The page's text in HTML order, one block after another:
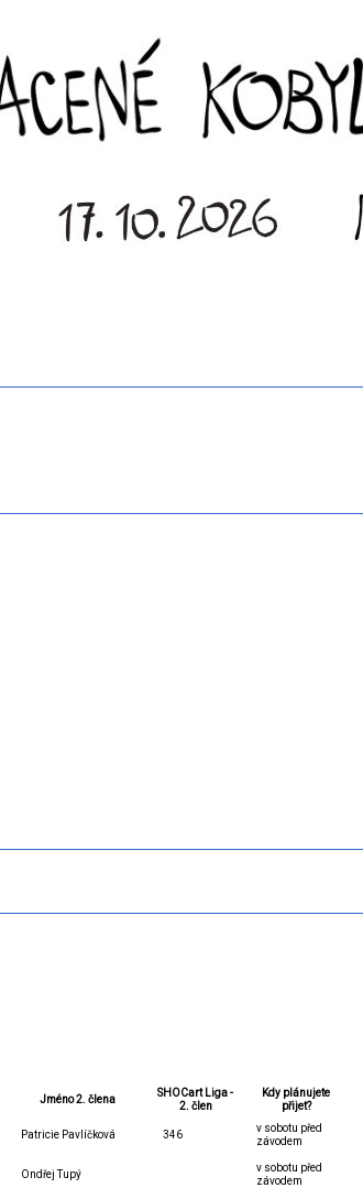
Jméno 2. člena
SHOCart Liga -
2. člen
Kdy plánujete
přijet?
Patricie Pavlíčková 346
v sobotu před
závodem
Ondřej Tupý
v sobotu před
závodem